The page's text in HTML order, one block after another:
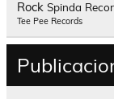
Rock Spinda
Tee Pee Records